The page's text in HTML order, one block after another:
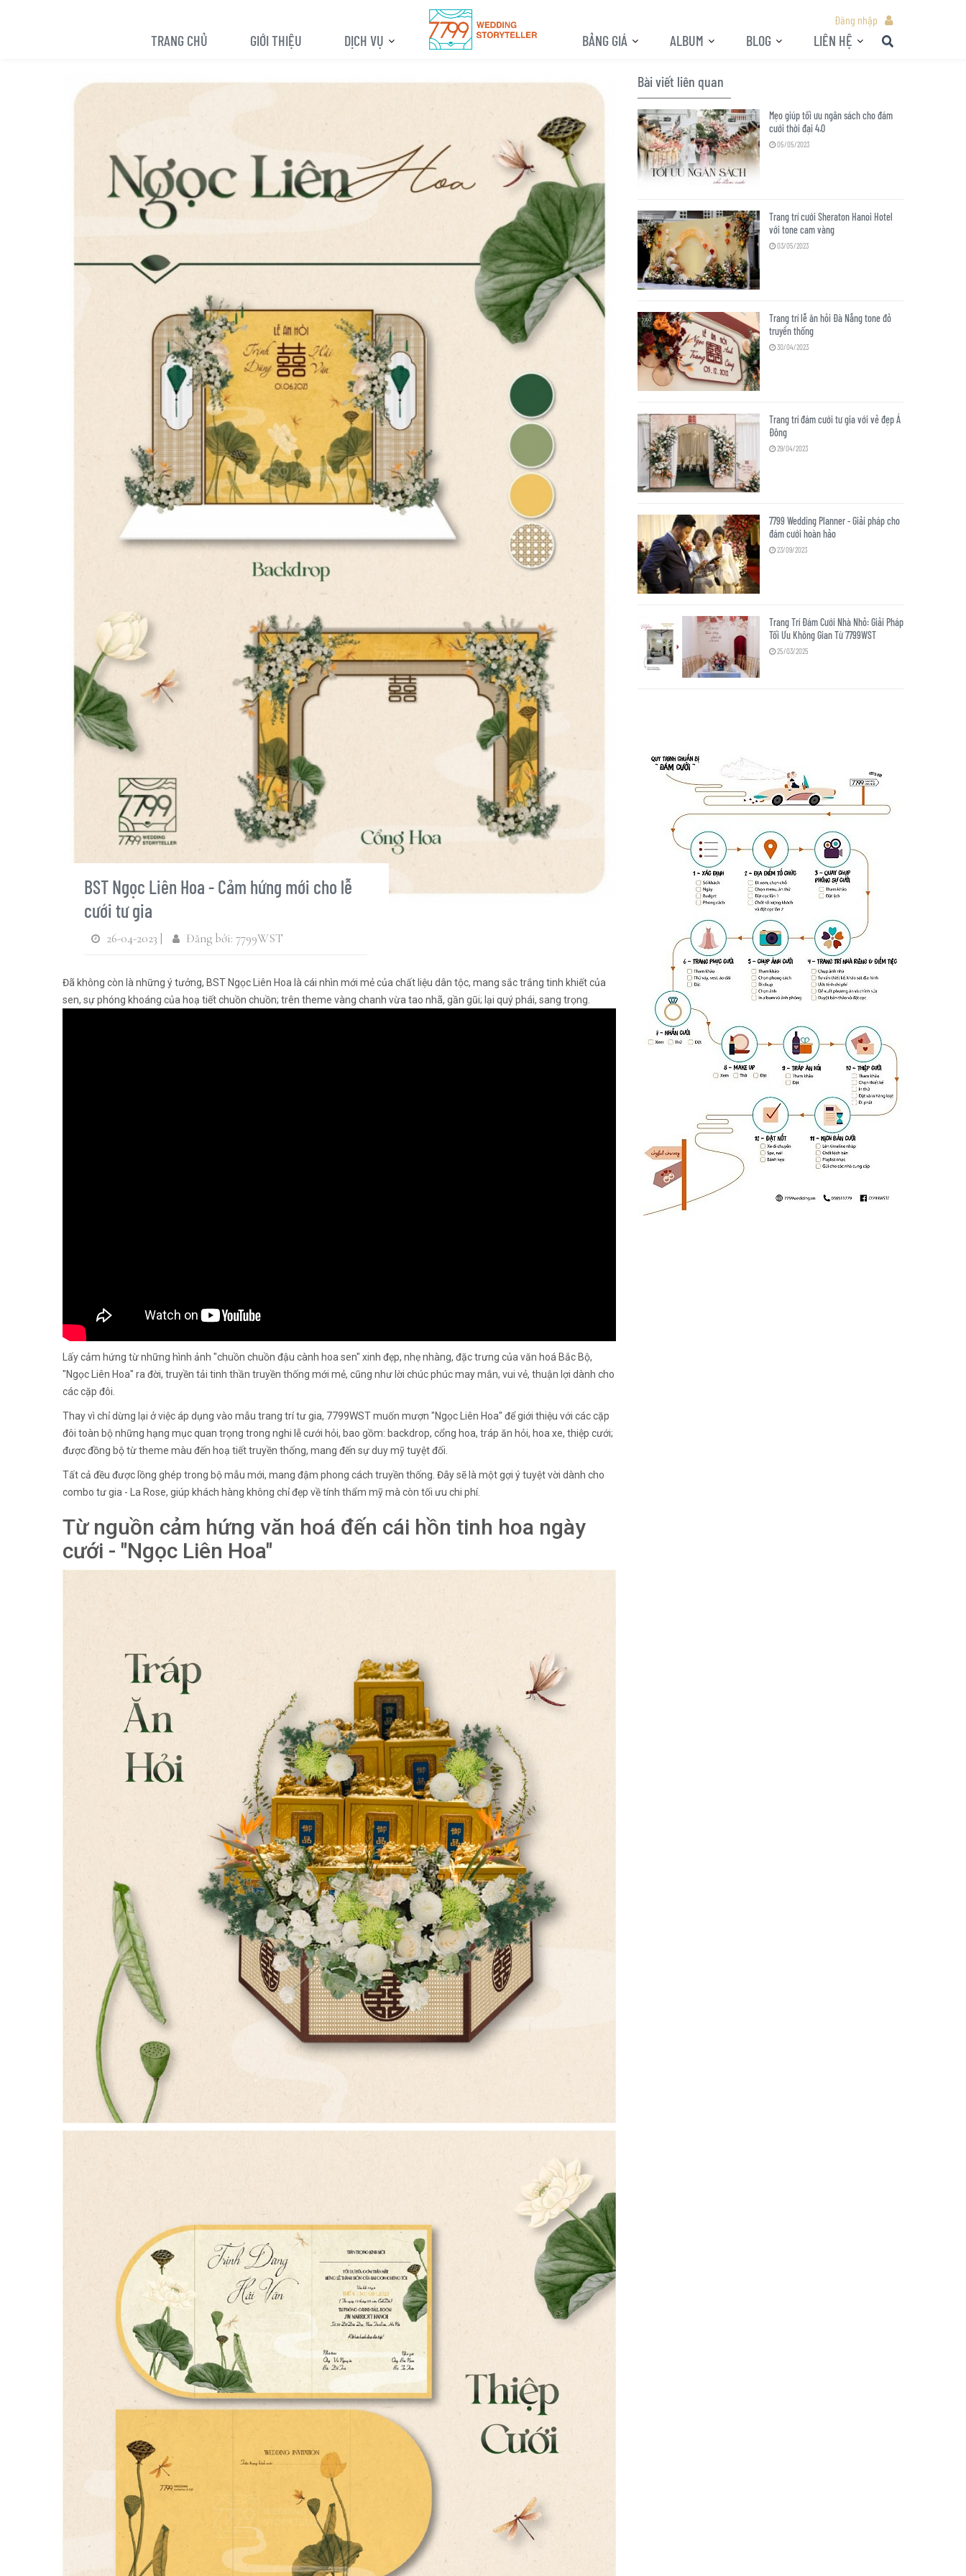
TRANG CHỦ GIỚI THIỆU DỊCH VỤ
Đăng nhập
BẢNG GIÁ ALBUM BLOG LIÊN HỆ
BST Ngọc Liên Hoa - Cảm hứng mới cho lễ
cưới tư gia
26-04-2023 | Đăng bởi: 7799WST
Đã không còn là những ý tưởng, BST Ngọc Liên Hoa là cái nhìn mới mẻ của chất liệu dân tộc, mang sắc trắng tinh khiết của
sen, sự phóng khoáng của hoạ tiết chuồn chuồn; trên theme vàng chanh vừa tao nhã, gần gũi; lại quý phái, sang trọng.
Lấy cảm hứng từ những hình ảnh "chuồn chuồn đậu cành hoa sen" xinh đẹp, nhẹ nhàng, đặc trưng của văn hoá Bắc Bộ,
"Ngọc Liên Hoa" ra đời, truyền tải tinh thần truyền thống mới mẻ, cũng như lời chúc phúc may mắn, vui vẻ, thuận lợi dành cho
các cặp đôi.
Thay vì chỉ dừng lại ở việc áp dụng vào mẫu trang trí tư gia, 7799WST muốn mượn "Ngọc Liên Hoa" để giới thiệu với các cặp
đôi toàn bộ những hạng mục quan trọng trong nghi lễ cưới hỏi, bao gồm: backdrop, cổng hoa, tráp ăn hỏi, hoa xe, thiệp cưới;
được đồng bộ từ theme màu đến hoạ tiết truyền thống, mang đến sự duy mỹ tuyệt đối.
Tất cả đều được lồng ghép trong bộ mẫu mới, mang đậm phong cách truyền thống. Đây sẽ là một gợi ý tuyệt vời dành cho
combo tư gia - La Rose, giúp khách hàng không chỉ đẹp về tính thẩm mỹ mà còn tối ưu chi phí.
Từ nguồn cảm hứng văn hoá đến cái hồn tinh hoa ngày
cưới - "Ngọc Liên Hoa"
Bài viết liên quan
Mẹo giúp tối ưu ngân sách cho đám
cưới thời đại 4.0
05/05/2023
Trang trí cưới Sheraton Hanoi Hotel
với tone cam vàng
03/05/2023
Trang trí lễ ăn hỏi Đà Nẵng tone đỏ
truyền thống
30/04/2023
Trang trí đám cưới tư gia với vẻ đẹp Á
Đông
29/04/2023
7799 Wedding Planner - Giải pháp cho
đám cưới hoàn hảo
23/09/2023
Trang Trí Đám Cưới Nhà Nhỏ: Giải Pháp
Tối Ưu Không Gian Từ 7799WST
25/03/2025